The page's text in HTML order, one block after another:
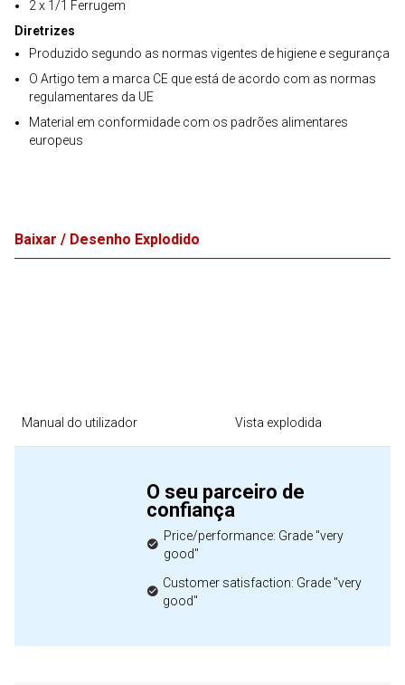
2 x 1/1 Ferrugem
Diretrizes
Produzido segundo as normas vigentes de higiene e segurança
O Artigo tem a marca CE que está de acordo com as normas
regulamentares da UE
Material em conformidade com os padrões alimentares
europeus
Baixar / Desenho Explodido
Manual do utilizador Vista explodida
O seu parceiro de
confiança
Price/performance: Grade "very
good"
Customer satisfaction: Grade "very
good"